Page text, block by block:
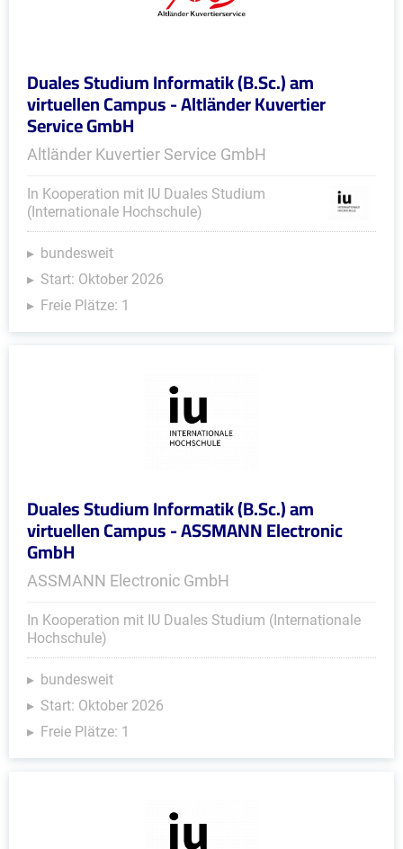
Duales Studium Informatik (B.Sc.) am
virtuellen Campus - Altländer Kuvertier
Service GmbH
Altländer Kuvertier Service GmbH
In Kooperation mit IU Duales Studium
(Internationale Hochschule)
bundesweit
Start: Oktober 2026
Freie Plätze: 1
Duales Studium Informatik (B.Sc.) am
virtuellen Campus - ASSMANN Electronic
GmbH
ASSMANN Electronic GmbH
In Kooperation mit IU Duales Studium (Internationale
Hochschule)
bundesweit
Start: Oktober 2026
Freie Plätze: 1